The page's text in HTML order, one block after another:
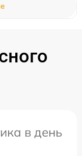
в день